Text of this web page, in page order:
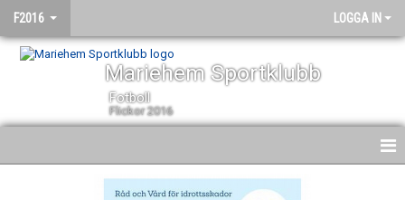
F2016 LOGGA IN
Mariehem Sportklubb
Fotboll
Flickor 2016